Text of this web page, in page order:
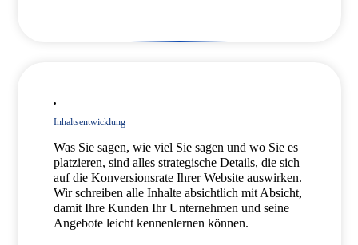
Inhaltsentwicklung
Was Sie sagen, wie viel Sie sagen und wo Sie es
platzieren, sind alles strategische Details, die sich
auf die Konversionsrate Ihrer Website auswirken.
Wir schreiben alle Inhalte absichtlich mit Absicht,
damit Ihre Kunden Ihr Unternehmen und seine
Angebote leicht kennenlernen können.